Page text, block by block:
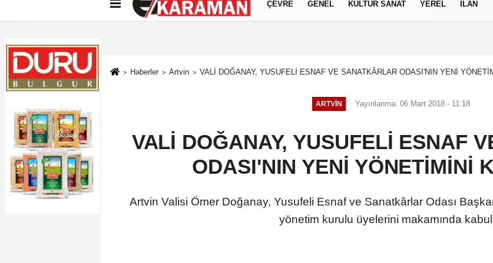
Künye İletişim Çerez Politikası Gizlilik İlkeleri
ÇEVRE GENEL KÜLTÜR SANAT YEREL İLAN
Haberler Artvin VALİ DOĞANAY, YUSUFELİ ESNAF VE SANATKÂRLAR ODASI'NIN YENİ
ARTVIN Yayınlanma: 06 Mart 2018 - 11:18
VALİ DOĞANAY, YUSUFELİ ESNAF
ODASI'NIN YENİ YÖNETİMİNİ
Artvin Valisi Ömer Doğanay, Yusufeli Esnaf ve Sanatkârlar Odası
yönetim kurulu üyelerini makamında